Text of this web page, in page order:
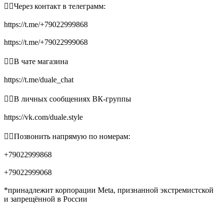
👉🏻Через контакт в телеграмм:
https://t.me/+79022999868
https://t.me/+79022999068
👉🏻В чате магазина
https://t.me/duale_chat
👉🏻В личных сообщениях ВК-группы
https://vk.com/duale.style
👉🏻Позвонить напрямую по номерам:
+79022999868
+79022999068
*принадлежит корпорации Meta, признанной экстремистской
и запрещённой в России